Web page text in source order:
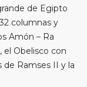
de Egipto
columnas y
Amón – Ra
el Obelisco con
de Ramses II y la